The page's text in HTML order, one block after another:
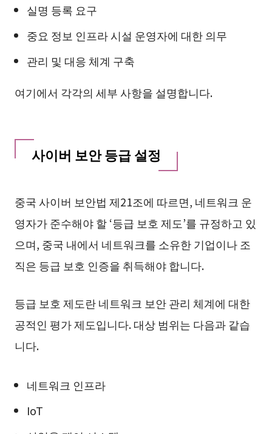
실명 등록 요구
중요 정보 인프라 시설 운영자에 대한 의무
관리 및 대응 체계 구축
여기에서 각각의 세부 사항을 설명합니다.
사이버 보안 등급 설정
중국 사이버 보안법 제21조에 따르면, 네트워크 운
영자가 준수해야 할 ‘등급 보호 제도’를 규정하고 있
으며, 중국 내에서 네트워크를 소유한 기업이나 조
직은 등급 보호 인증을 취득해야 합니다.
등급 보호 제도란 네트워크 보안 관리 체계에 대한
공적인 평가 제도입니다. 대상 범위는 다음과 같습
니다.
네트워크 인프라
IoT